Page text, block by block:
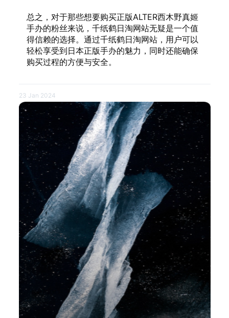
总之，对于那些想要购买正版ALTER西木野真姬
手办的粉丝来说，千纸鹤日淘网站无疑是一个值
得信赖的选择。通过千纸鹤日淘网站，用户可以
轻松享受到日本正版手办的魅力，同时还能确保
购买过程的方便与安全。
23 Jan 2024